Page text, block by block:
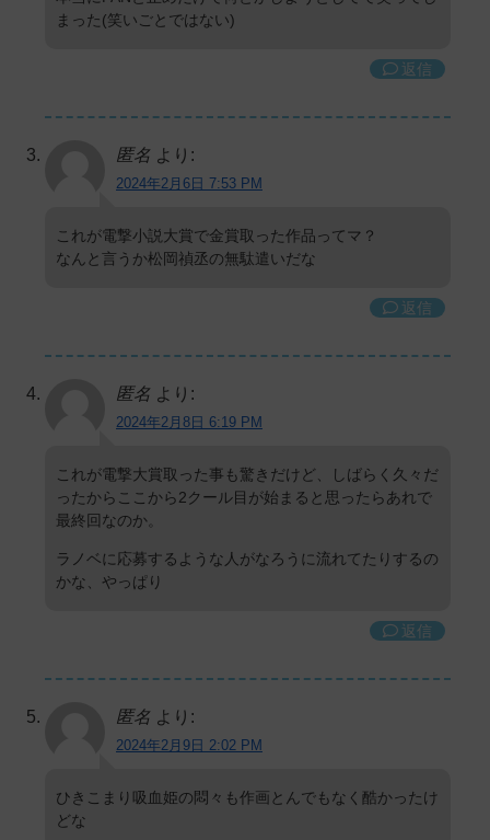
まった(笑いごとではない)
返信
匿名 より:
2024年2月6日 7:53 PM
これが電撃小説大賞で金賞取った作品ってマ？
なんと言うか松岡禎丞の無駄遣いだな
返信
匿名 より:
2024年2月8日 6:19 PM
これが電撃大賞取った事も驚きだけど、しばらく久々だ
ったからここから2クール目が始まると思ったらあれで
最終回なのか。
ラノベに応募するような人がなろうに流れてたりするの
かな、やっぱり
返信
匿名 より:
2024年2月9日 2:02 PM
ひきこまり吸血姫の悶々も作画とんでもなく酷かったけ
どな